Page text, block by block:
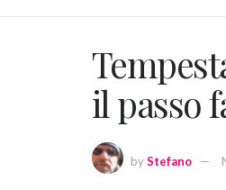
il passo
byStefano